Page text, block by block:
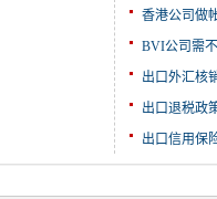
香港公司做
BVI公司需
出口外汇核
出口退税政
出口信用保